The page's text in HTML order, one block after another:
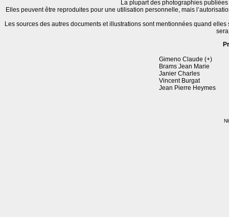
La plupart des photographies
Elles peuvent être reproduites pour une utilisation personnelle, mais
Les sources des autres documents et illustrations sont mentionnées quand
Gimeno Claude (+)
Brams Jean Marie
Janier Charles
Vincent Burgat
Jean Pierre Heymes